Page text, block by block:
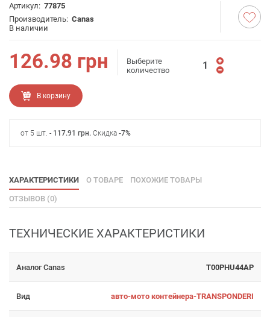
Артикул: 77875
Производитель: Canas
В наличии
126.98 грн
Выберите
количество
В корзину
от 5 шт. - 117.91 грн. Скидка -7%
ХАРАКТЕРИСТИКИ О ТОВАРЕ ПОХОЖИЕ ТОВАРЫ
ОТЗЫВОВ (0)
ТЕХНИЧЕСКИЕ ХАРАКТЕРИСТИКИ
Аналог Canas T00PHU44AP
Вид авто-мото контейнера-TRANSPONDERI